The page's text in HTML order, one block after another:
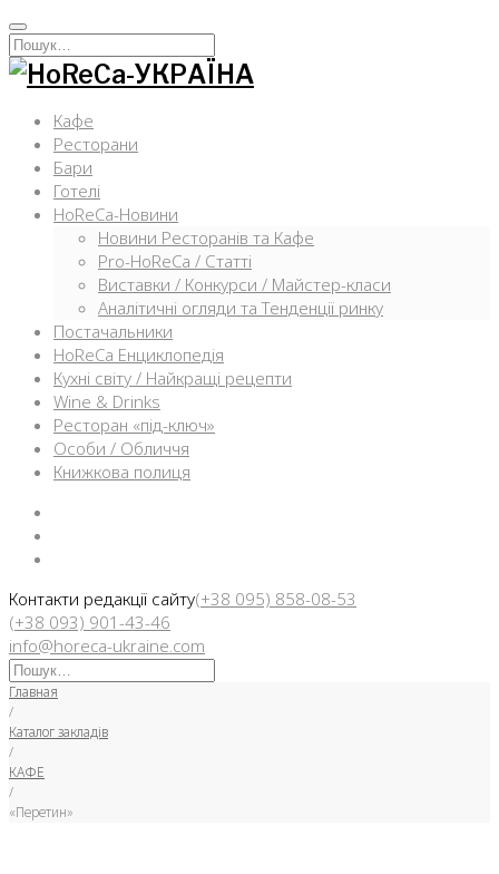
Перейти
к
содержимому
Искать:
Кафе
Ресторани
Бари
Готелі
HoReCa-Новини
Новини Ресторанів та Кафе
Pro-HoReCa / Статті
Виставки / Конкурси / Майстер-класи
Аналітичні огляди та Тенденції ринку
Постачальники
HoReCa Енциклопедія
Кухні світу / Найкращі рецепти
Wine & Drinks
Ресторан «під-ключ»
Особи / Обличчя
Книжкова полиця
Контакти редакції сайту(+38 095) 858-08-53
(+38 093) 901-43-46
info@horeca-ukraine.com
Искать:
Главная
/
Каталог закладів
/
КАФЕ
/
«Перетин»